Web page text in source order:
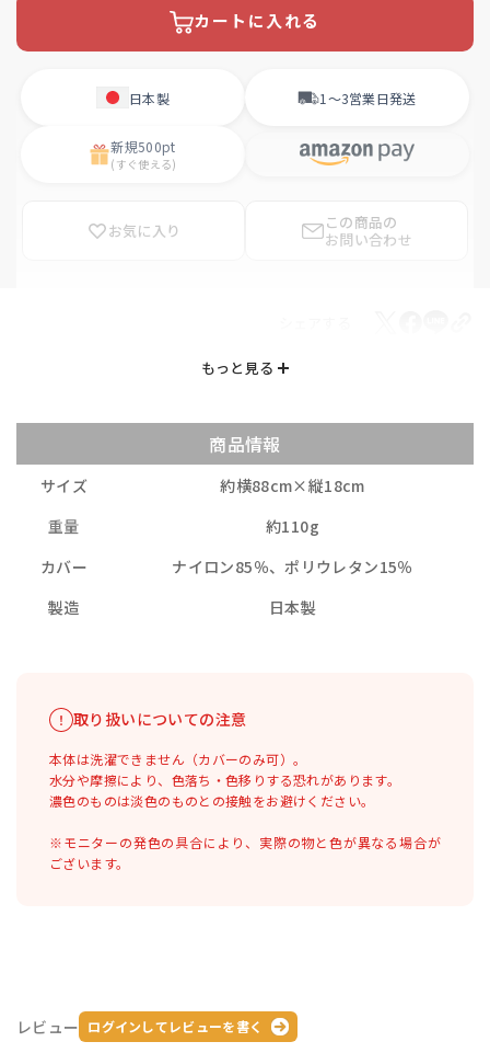
カートに入れる
日本製 1〜3営業日発送
新規500pt
(すぐ使える)
お気に入り
この商品の
お問い合わせ
商品情報
サイズ
約横88cm×縦18cm
重量
約110g
カバー
ナイロン85％、ポリウレタン15％
製造
日本製
取り扱いについての注意
本体は洗濯できません（カバーのみ可）。
水分や摩擦により、色落ち・色移りする恐れがあります。
濃色のものは淡色のものとの接触をお避けください。
※モニターの発色の具合により、実際の物と色が異なる場合が
ございます。
レビュー ログインしてレビューを書く